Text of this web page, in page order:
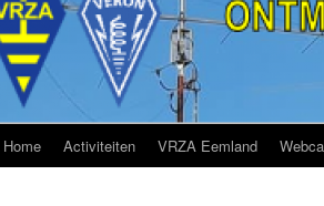
Home Activiteiten VRZA Eemland